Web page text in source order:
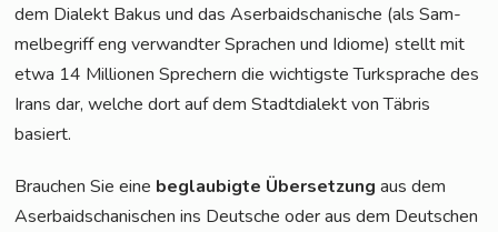
dem Dia­lekt Bakus und das Aser­bai­dscha­ni­sche (als Sam­
mel­be­griff eng ver­wand­ter Spra­chen und Idio­me) stellt mit
etwa 14 Mil­lio­nen Spre­chern die wich­tigs­te Turk­spra­che des
Irans dar, wel­che dort auf dem Stadt­dia­lekt von Täbris
basiert.
Brau­chen Sie eine beglau­big­te Über­set­zung aus dem
Aser­bai­dscha­ni­schen ins Deut­sche oder aus dem Deut­schen